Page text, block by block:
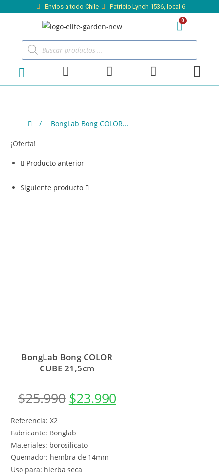
Envíos a todo Chile Patricio Lynch 1536, local 6
/ BongLab Bong COLOR...
¡Oferta!
Producto anterior
Siguiente producto
BongLab Bong COLOR
CUBE 21,5cm
$25.990 $23.990
Referencia: X2
Fabricante: Bonglab
Materiales: borosilicato
Quemador: hembra de 14mm
Uso para: hierba seca